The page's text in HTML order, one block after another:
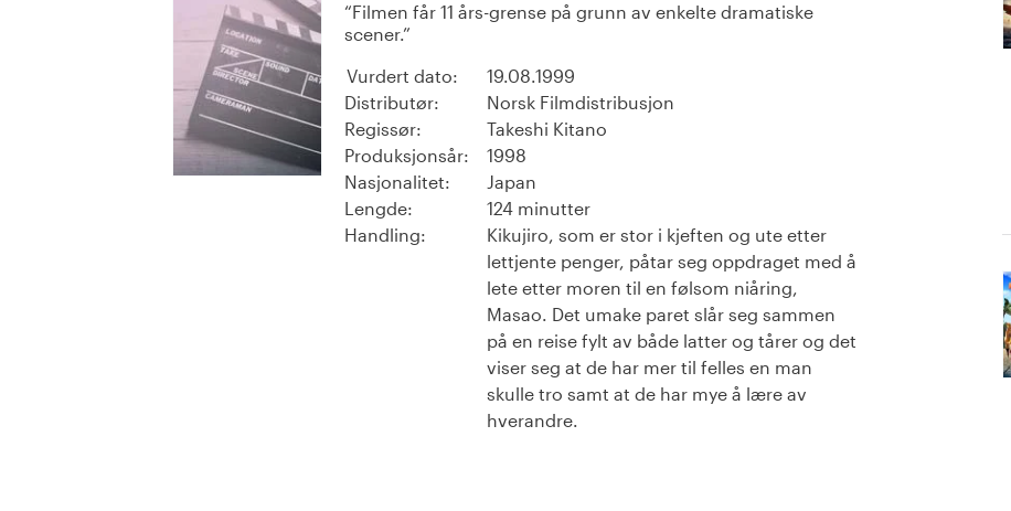
Filmen får 11 års-grense på grunn av enkelte dramatiske
scener.
Vurdert dato:
19.08.1999
Distributør:
Norsk Filmdistribusjon
Regissør:
Takeshi Kitano
Produksjonsår:
1998
Nasjonalitet:
Japan
Lengde:
124 minutter
Handling:
Kikujiro, som er stor i kjeften og ute etter
lettjente penger, påtar seg oppdraget med å
lete etter moren til en følsom niåring,
Masao. Det umake paret slår seg sammen
på en reise fylt av både latter og tårer og det
viser seg at de har mer til felles en man
skulle tro samt at de har mye å lære av
hverandre.